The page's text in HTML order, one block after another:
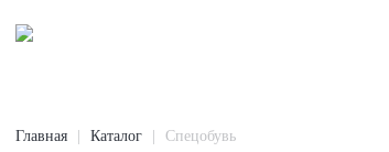
Главная Каталог Спецобувь